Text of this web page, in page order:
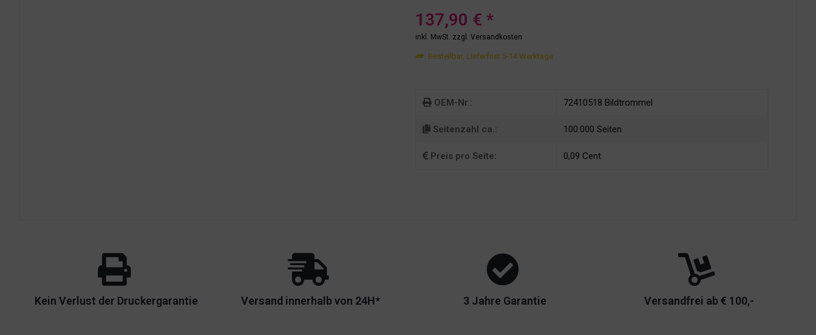
137,90 € *
inkl. MwSt. zzgl. Versandkosten
Bestellbar, Lieferfrist 5-14 Werktage
OEM-Nr.: 72410518 Bildtrommel
Seitenzahl ca.: 100.000 Seiten
Preis pro Seite: 0,09 Cent
Kein Verlust der Druckergarantie Versand innerhalb von 24H* 3 Jahre Garantie Versandfrei ab € 100,-